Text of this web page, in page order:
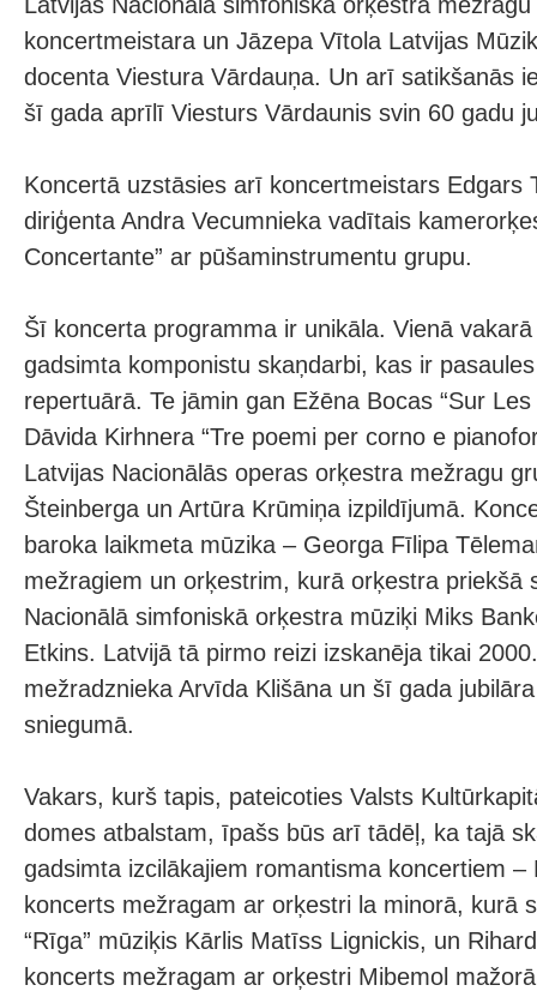
koncertmeistara un Jāzepa Vītola Latvijas
docenta Viestura Vārdauņa. Un arī satikšanās
šī gada aprīlī Viesturs Vārdaunis svin 60 gadu
Koncertā uzstāsies arī koncertmeistars Edgars
diriģenta Andra Vecumnieka vadītais
Concertante” ar pūšaminstrumentu grupu.
Šī koncerta programma ir unikāla. Vienā
gadsimta komponistu skaņdarbi, kas ir
repertuārā. Te jāmin gan Ežēna Bocas “Sur
Dāvida Kirhnera “Tre poemi per corno e
Latvijas Nacionālās operas orķestra mežragu
Šteinberga un Artūra Krūmiņa izpildījumā.
baroka laikmeta mūzika – Georga Fīlipa
mežragiem un orķestrim, kurā orķestra priekšā
Nacionālā simfoniskā orķestra mūziķi Miks
Etkins. Latvijā tā pirmo reizi izskanēja tikai
mežradznieka Arvīda Klišāna un šī gada
sniegumā.
Vakars, kurš tapis, pateicoties Valsts
domes atbalstam, īpašs būs arī tādēļ, ka tajā
gadsimta izcilākajiem romantisma koncertiem –
koncerts mežragam ar orķestri la minorā, kurā
“Rīga” mūziķis Kārlis Matīss Lignickis, un
koncerts mežragam ar orķestri Mibemol